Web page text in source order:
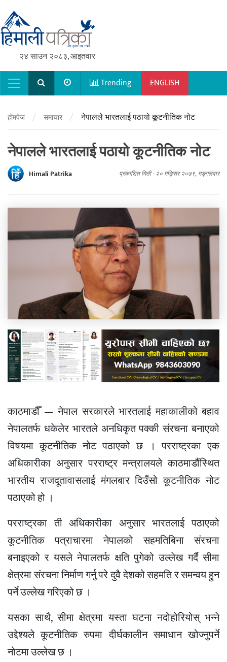
२४ साउन २०८३, आइतवार
Main NavigationTrending ENGLISH
होमपेज / समाचार / नेपालले भारतलाई पठायो कूटनीतिक नोट
नेपालले भारतलाई पठायो कूटनीतिक नोट
Himali Patrika प्रकाशित मिती - २० मङ्सिर २०७९, मङ्गलवार
काठमाडौँ — नेपाल सरकारले भारतलाई महाकालीको बहाव
नेपालतर्फ धकेलेर भारतले अनधिकृत पक्की संरचना बनाएको
विषयमा कूटनीतिक नोट पठाएको छ । परराष्ट्रका एक
अधिकारीका अनुसार परराष्ट्र मन्त्रालयले काठमाडौंस्थित
भारतीय राजदूतावासलाई मंगलबार दिउँसो कूटनीतिक नोट
पठाएको हो ।
परराष्ट्रका ती अधिकारीका अनुसार भारतलाई पठाएको
कूटनीतिक पत्राचारमा नेपालको सहमतिबिना संरचना
बनाइएको र यसले नेपालतर्फ क्षति पुगेको उल्लेख गर्दै सीमा
क्षेत्रमा संरचना निर्माण गर्नु परे दुवै देशको सहमति र समन्वय हुन
पर्ने उल्लेख गरिएको छ ।
यसका साथै, सीमा क्षेत्रमा यस्ता घटना नदोहोरियोस् भन्ने
उद्देश्यले कूटनीतिक रुपमा दीर्घकालीन समाधान खोज्नुपर्ने
नोटमा उल्लेख छ ।